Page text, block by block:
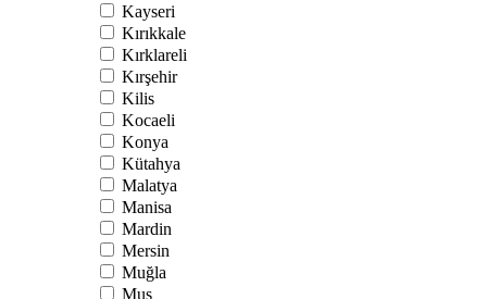
Kayseri
Kırıkkale
Kırklareli
Kırşehir
Kilis
Kocaeli
Konya
Kütahya
Malatya
Manisa
Mardin
Mersin
Muğla
Muş